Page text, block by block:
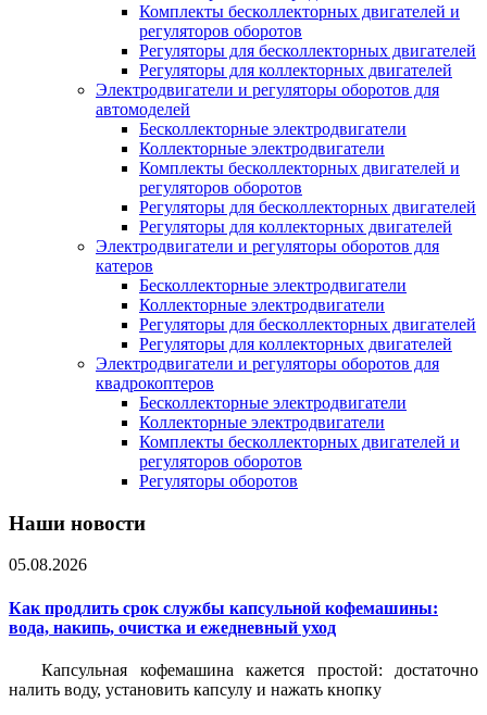
Комплекты бесколлекторных двигателей и
регуляторов оборотов
Регуляторы для бесколлекторных двигателей
Регуляторы для коллекторных двигателей
Электродвигатели и регуляторы оборотов для
автомоделей
Бесколлекторные электродвигатели
Коллекторные электродвигатели
Комплекты бесколлекторных двигателей и
регуляторов оборотов
Регуляторы для бесколлекторных двигателей
Регуляторы для коллекторных двигателей
Электродвигатели и регуляторы оборотов для
катеров
Бесколлекторные электродвигатели
Коллекторные электродвигатели
Регуляторы для бесколлекторных двигателей
Регуляторы для коллекторных двигателей
Электродвигатели и регуляторы оборотов для
квадрокоптеров
Бесколлекторные электродвигатели
Коллекторные электродвигатели
Комплекты бесколлекторных двигателей и
регуляторов оборотов
Регуляторы оборотов
Наши новости
05.08.2026
Как продлить срок службы капсульной кофемашины:
вода, накипь, очистка и ежедневный уход
Капсульная кофемашина кажется простой: достаточно
налить воду, установить капсулу и нажать кнопку